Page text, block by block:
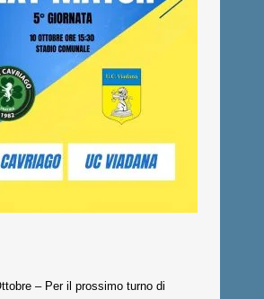
– Per il prossimo turno di